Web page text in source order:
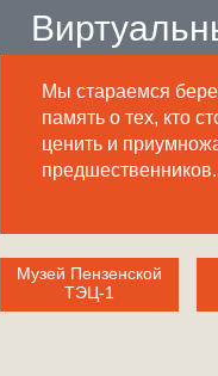
Мы стараемся
память о тех, кто
ценить и
Музей Пензенской
ТЭЦ-1